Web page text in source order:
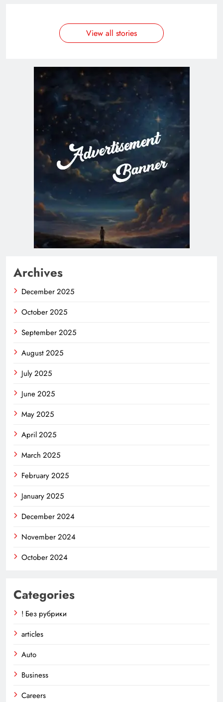
View all stories
Archives
December 2025
October 2025
September 2025
August 2025
July 2025
June 2025
May 2025
April 2025
March 2025
February 2025
January 2025
December 2024
November 2024
October 2024
Categories
! Без рубрики
articles
Auto
Business
Careers